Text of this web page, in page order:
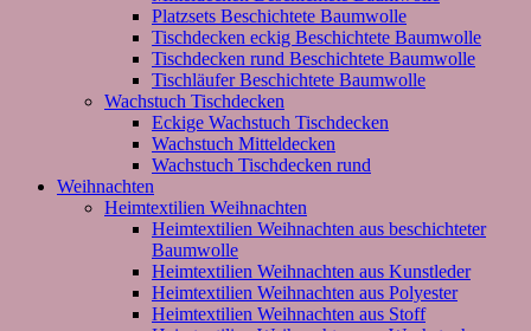
Platzsets Beschichtete Baumwolle
Tischdecken eckig Beschichtete Baumwolle
Tischdecken rund Beschichtete Baumwolle
Tischläufer Beschichtete Baumwolle
Wachstuch Tischdecken
Eckige Wachstuch Tischdecken
Wachstuch Mitteldecken
Wachstuch Tischdecken rund
Weihnachten
Heimtextilien Weihnachten
Heimtextilien Weihnachten aus beschichteter
Baumwolle
Heimtextilien Weihnachten aus Kunstleder
Heimtextilien Weihnachten aus Polyester
Heimtextilien Weihnachten aus Stoff